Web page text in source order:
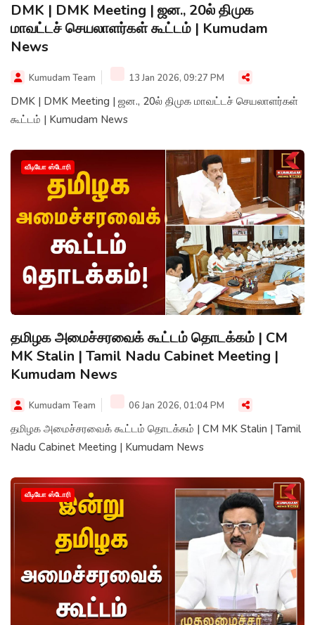
DMK | DMK Meeting | ஜன., 20ல் திமுக
மாவட்டச் செயலாளர்கள் கூட்டம் | Kumudam
News
Kumudam Team 13 Jan 2026, 09:27 PM
DMK | DMK Meeting | ஜன., 20ல் திமுக மாவட்டச் செயலாளர்கள்
கூட்டம் | Kumudam News
வீடியோ ஸ்டோரி
தமிழக அமைச்சரவைக் கூட்டம் தொடக்கம் | CM
MK Stalin | Tamil Nadu Cabinet Meeting |
Kumudam News
Kumudam Team 06 Jan 2026, 01:04 PM
தமிழக அமைச்சரவைக் கூட்டம் தொடக்கம் | CM MK Stalin | Tamil
Nadu Cabinet Meeting | Kumudam News
வீடியோ ஸ்டோரி